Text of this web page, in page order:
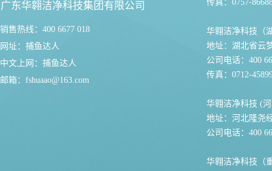
广东华翱洁净科技集团有限公司
销售热线：400 6677 018
网址： 捕鱼达人
中文上网： 捕鱼达人
邮箱： fshuaao@163.com
传真：0757-
华翱洁净科技（
地址：湖北省云
公司电话：400
传真：0712-
华翱洁净科技 (
地址：河北隆尧
公司电话：400
华翱洁净科技（